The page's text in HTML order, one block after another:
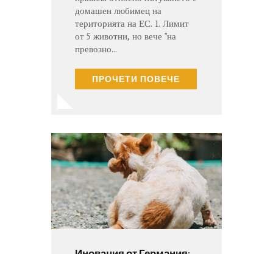
домашен любимец на
територията на ЕС. 1. Лимит
от 5 животни, но вече "на
превозно…
ПРОЧЕТИ ПОВЕЧЕ